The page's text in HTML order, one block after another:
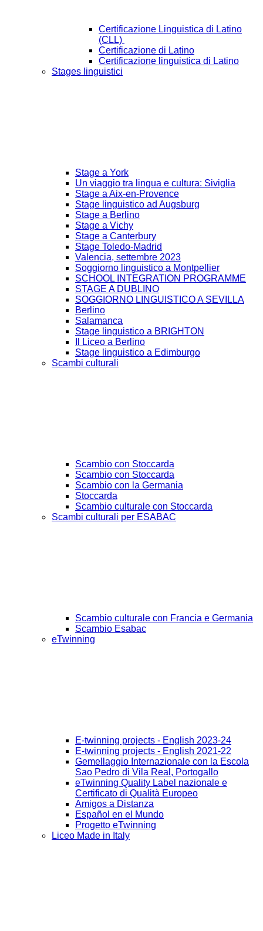
Certificazione Linguistica di Latino
(CLL)
Certificazione di Latino
Certificazione linguistica di Latino
Stages linguistici
Stage a York
Un viaggio tra lingua e cultura: Siviglia
Stage a Aix-en-Provence
Stage linguistico ad Augsburg
Stage a Berlino
Stage a Vichy
Stage a Canterbury
Stage Toledo-Madrid
Valencia, settembre 2023
Soggiorno linguistico a Montpellier
SCHOOL INTEGRATION PROGRAMME
STAGE A DUBLINO
SOGGIORNO LINGUISTICO A SEVILLA
Berlino
Salamanca
Stage linguistico a BRIGHTON
Il Liceo a Berlino
Stage linguistico a Edimburgo
Scambi culturali
Scambio con Stoccarda
Scambio con Stoccarda
Scambio con la Germania
Stoccarda
Scambio culturale con Stoccarda
Scambi culturali per ESABAC
Scambio culturale con Francia e Germania
Scambio Esabac
eTwinning
E-twinning projects - English 2023-24
E-twinning projects - English 2021-22
Gemellaggio Internazionale con la Escola
Sao Pedro di Vila Real, Portogallo
eTwinning Quality Label nazionale e
Certificato di Qualità Europeo
Amigos a Distanza
Español en el Mundo
Progetto eTwinning
Liceo Made in Italy